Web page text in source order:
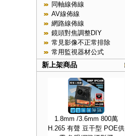
同軸線佈線
AV線佈線
網路線佈線
鏡頭對焦調整DIY
常見影像不正常排除
常用監視器材公式
新上架商品
1.8mm /3.6mm 800萬
H.265 有聲 豆干型 POE供